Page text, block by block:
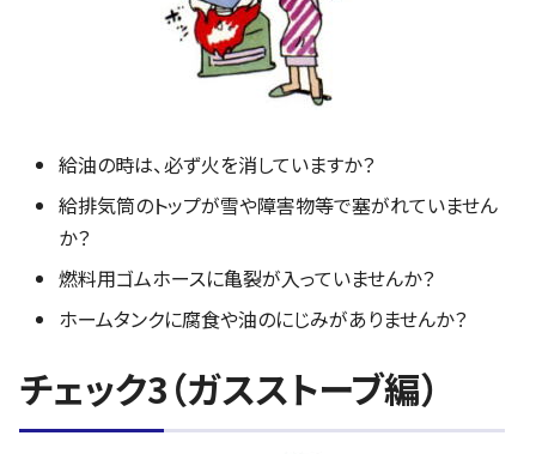
給油の時は、必ず火を消していますか？
給排気筒のトップが雪や障害物等で塞がれていません
か？
燃料用ゴムホースに亀裂が入っていませんか？
ホームタンクに腐食や油のにじみがありませんか？
チェック3（ガスストーブ編）